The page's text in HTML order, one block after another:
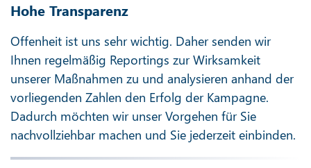
Hohe Transparenz
Offenheit ist uns sehr wichtig. Daher senden wir
Ihnen regelmäßig Reportings zur Wirksamkeit
unserer Maßnahmen zu und analysieren anhand der
vorliegenden Zahlen den Erfolg der Kampagne.
Dadurch möchten wir unser Vorgehen für Sie
nachvollziehbar machen und Sie jederzeit einbinden.